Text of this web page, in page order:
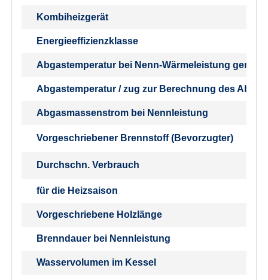
Kombiheizgerät
Energieeffizienzklasse
Abgastemperatur bei Nenn-Wärmeleistung gemäß
Abgastemperatur / zug zur Berechnung des
Abgasmassenstrom bei Nennleistung
Vorgeschriebener Brennstoff (Bevorzugter)
Durchschn. Verbrauch
für die Heizsaison
Vorgeschriebene Holzlänge
Brenndauer bei Nennleistung
Wasservolumen im Kessel